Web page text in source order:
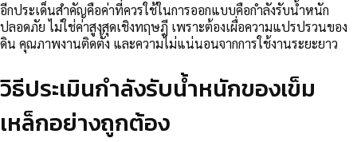
อีกประเด็นสำคัญคือค่าที่ควรใช้ในการออกแบบคือกำลังรับน้ำหนัก
ปลอดภัย ไม่ใช่ค่าสูงสุดเชิงทฤษฎี เพราะต้องเผื่อความแปรปรวนของ
ดิน คุณภาพงานติดตั้ง และความไม่แน่นอนจากการใช้งานระยะยาว
วิธีประเมินกำลังรับน้ำหนักของเข็ม
เหล็กอย่างถูกต้อง